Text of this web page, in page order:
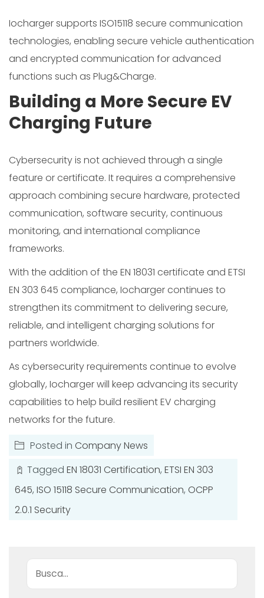
Iocharger supports ISO15118 secure communication
technologies, enabling secure vehicle authentication
and encrypted communication for advanced
functions such as Plug&Charge.
Building a More Secure EV
Charging Future
Cybersecurity is not achieved through a single
feature or certificate. It requires a comprehensive
approach combining secure hardware, protected
communication, software security, continuous
monitoring, and international compliance
frameworks.
With the addition of the EN 18031 certificate and ETSI
EN 303 645 compliance, Iocharger continues to
strengthen its commitment to delivering secure,
reliable, and intelligent charging solutions for
partners worldwide.
As cybersecurity requirements continue to evolve
globally, Iocharger will keep advancing its security
capabilities to help build resilient EV charging
networks for the future.
Posted in Company News
Tagged EN 18031 Certification, ETSI EN 303
645, ISO 15118 Secure Communication, OCPP
2.0.1 Security
Buscar